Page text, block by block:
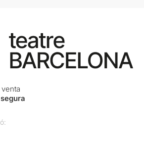
amb el tema que proposa.
Però al final deixa una
estranya sensació de
distància. Com si tota la
documentació i tota la
sofisticació escènica fossin